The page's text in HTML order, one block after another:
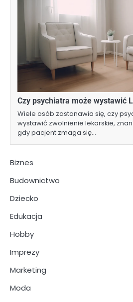
Czy psychiatra może wystawić
Wiele osób zastanawia się, czy
wystawić zwolnienie lekarskie,
gdy pacjent zmaga się…
Biznes
Budownictwo
Dziecko
Edukacja
Hobby
Imprezy
Marketing
Moda